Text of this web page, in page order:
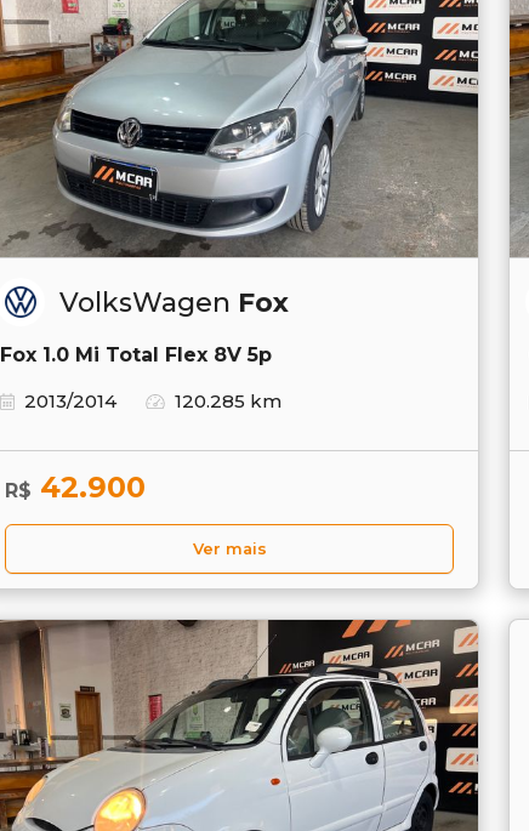
VolksWagen Fox
Fox 1.0 Mi Total Flex 8V 5p
2013/2014
120.285 km
R$ 42.900
Ver mais